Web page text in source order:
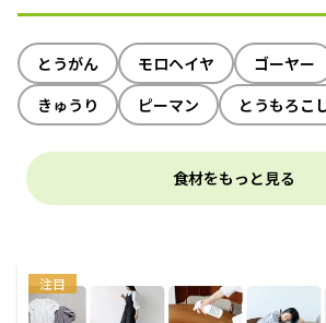
とうがん モロヘイヤ ゴーヤー
きゅうり
ピーマン とうもろこ
食材をもっと見る
注目